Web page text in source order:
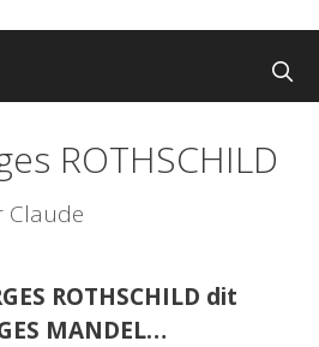
ROTHSCHILD
Claude
ROTHSCHILD dit
MANDEL…